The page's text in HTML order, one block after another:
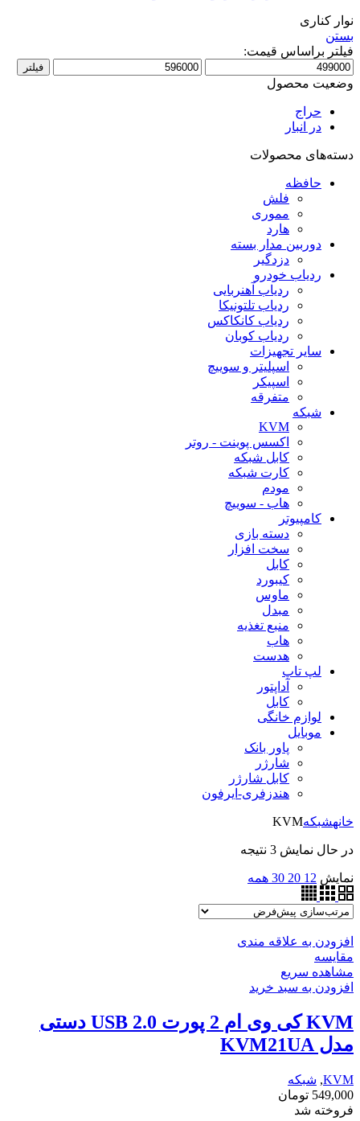
نوار کناری
بستن
فیلتر براساس قیمت:
حداقل
قیمت
حداکثر
فیلتر
وضعیت محصول
حراج
در انبار
دسته‌های محصولات
حافظه
فلش
مموری
هارد
دوربین مدار بسته
دزدگیر
ردیاب خودرو
ردیاب آهنربایی
ردیاب تلتونیکا
ردیاب کانکاکس
ردیاب کوبان
سایر تجهیزات
اسپلیتر و سوییچ
اسپیکر
متفرقه
شبکه
KVM
اکسس پوینت - روتر
کابل شبکه
کارت شبکه
مودم
هاب - سوییچ
کامپیوتر
دسته بازی
سخت افزار
کابل
کیبورد
ماوس
مبدل
منبع تغذیه
هاب
هدست
لپ تاپ
آداپتور
کابل
لوازم خانگی
موبایل
پاور بانک
شارژر
کابل شارژر
هندزفری-ایرفون
خانهشبکهKVM
در حال نمایش 3 نتیجه
نمایش 12
20
30 همه
افزودن به علاقه مندی
مقایسه
مشاهده سریع
افزودن به سبد خرید
KVM کی وی ام 2 پورت USB 2.0 دستی
مدل KVM21UA
KVM
, شبکه
549,000 تومان
فروخته شد